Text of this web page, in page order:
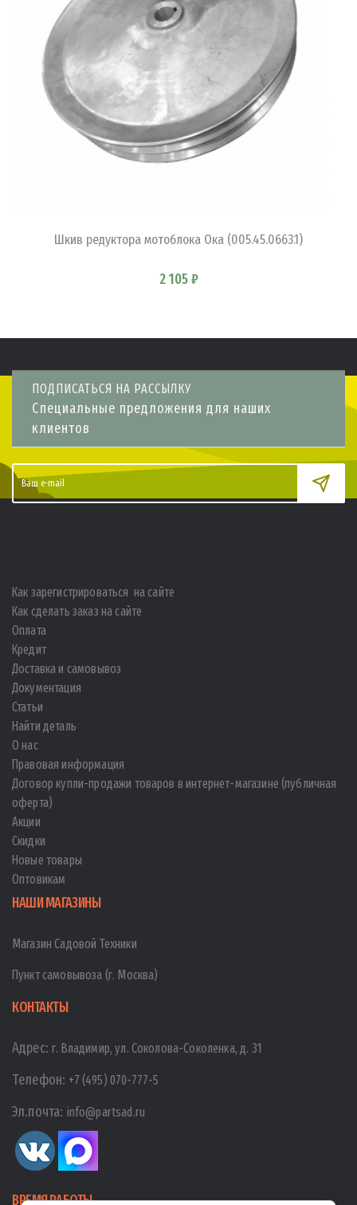
Шкив редуктора мотоблока Ока (005.45.0663.1)
2 105 ₽
ПОДПИСАТЬСЯ НА РАССЫЛКУ
Специальные предложения для наших
клиентов
Как зарегистрироваться на сайте
Как сделать заказ на сайте
Оплата
Кредит
Доставка и самовывоз
Документация
Статьи
Найти деталь
О нас
Правовая информация
Договор купли-продажи товаров в интернет-магазине (публичная
оферта)
Акции
Скидки
Новые товары
Оптовикам
НАШИ МАГАЗИНЫ
Магазин Садовой Техники
Пункт самовывоза (г. Москва)
КОНТАКТЫ
Адрес:г. Владимир, ул. Соколова-Соколенка, д. 31
Телефон: +7 (495) 070-777-5
Эл.почта: info@partsad.ru
ВРЕМЯ РАБОТЫ